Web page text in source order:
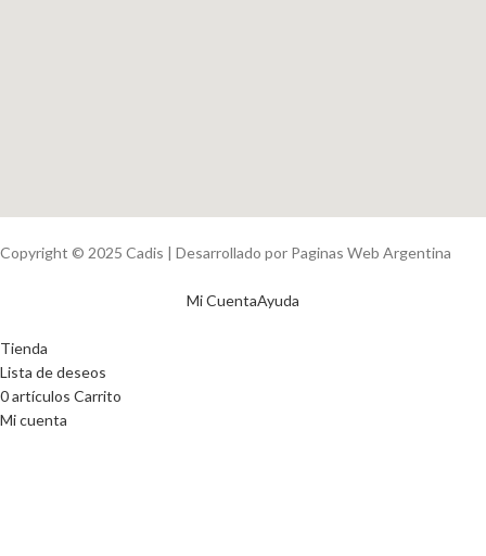
Copyright © 2025 Cadis | Desarrollado por Paginas Web Argentina
Mi CuentaAyuda
Tienda
Lista de deseos
0artículos Carrito
Mi cuenta